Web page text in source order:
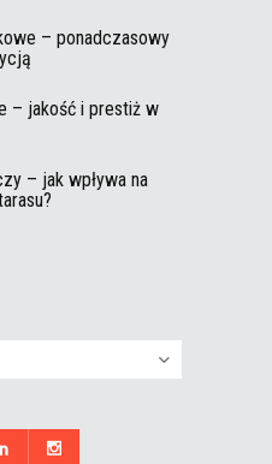
– ponadczasowy
– jakość i prestiż w
– jak wpływa na